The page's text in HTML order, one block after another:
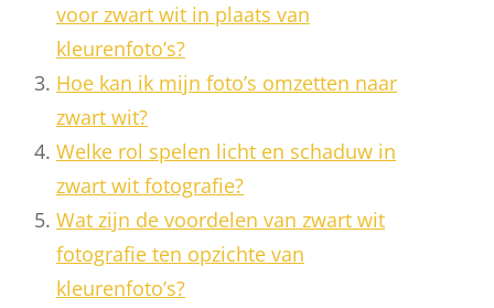
voor zwart wit in plaats van
kleurenfoto’s?
Hoe kan ik mijn foto’s omzetten naar
zwart wit?
Welke rol spelen licht en schaduw in
zwart wit fotografie?
Wat zijn de voordelen van zwart wit
fotografie ten opzichte van
kleurenfoto’s?